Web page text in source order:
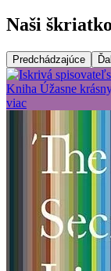
Naši
Predchádzajúce